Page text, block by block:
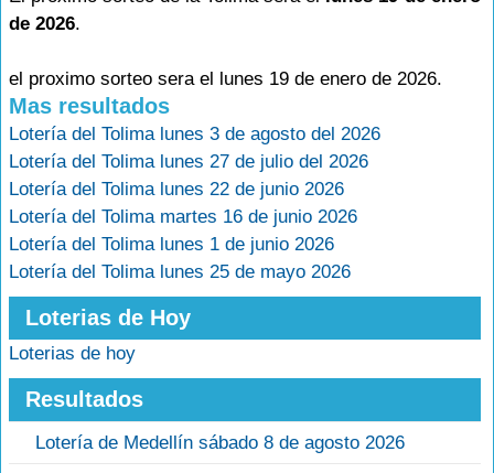
de 2026.
el proximo sorteo sera el lunes 19 de enero de 2026.
Mas resultados
Lotería del Tolima lunes 3 de agosto del 2026
Lotería del Tolima lunes 27 de julio del 2026
Lotería del Tolima lunes 22 de junio 2026
Lotería del Tolima martes 16 de junio 2026
Lotería del Tolima lunes 1 de junio 2026
Lotería del Tolima lunes 25 de mayo 2026
Loterias de Hoy
Loterias de hoy
Resultados
Lotería de Medellín sábado 8 de agosto 2026